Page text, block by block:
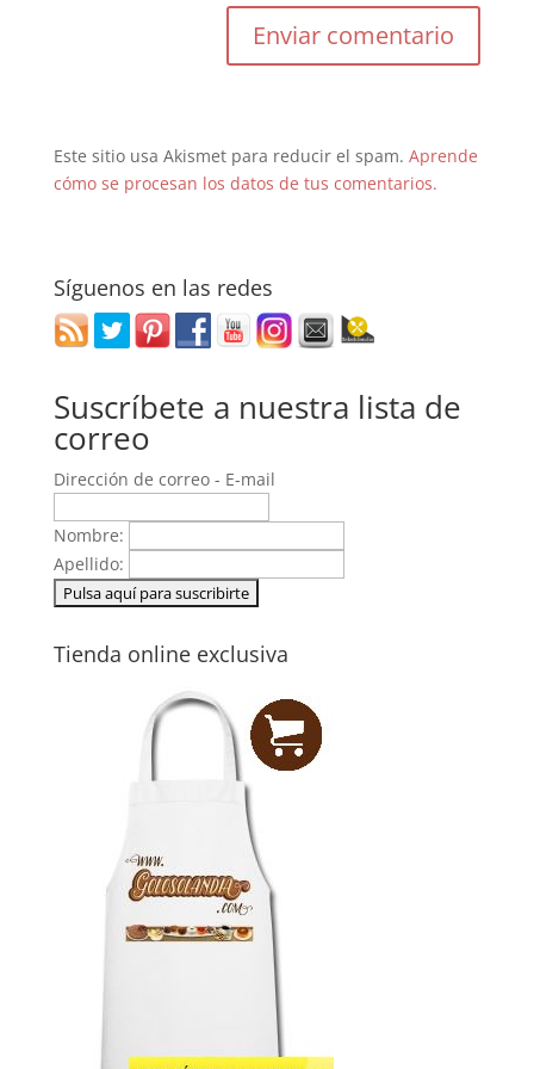
Este sitio usa Akismet para reducir el spam. Aprende
cómo se procesan los datos de tus comentarios.
Síguenos en las redes
Suscríbete a nuestra lista de
correo
Dirección de correo - E-mail
Nombre:
Apellido:
Tienda online exclusiva